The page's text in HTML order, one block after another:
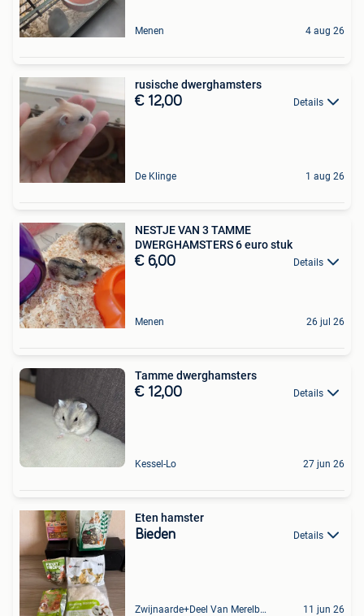
Menen 4 aug 26
rusische dwerghamsters
€ 12,00 Details
De Klinge 1 aug 26
NESTJE VAN 3 TAMME
DWERGHAMSTERS 6 euro stuk
€ 6,00 Details
Menen 26 jul 26
Tamme dwerghamsters
€ 12,00 Details
Kessel-Lo 27 jun 26
Eten hamster
Bieden Details
Zwijnaarde+Deel Van Merelbeke 11 jun 26